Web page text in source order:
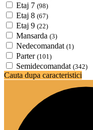
Etaj 7 (98)
Etaj 8 (67)
Etaj 9 (22)
Mansarda (3)
Nedecomandat (1)
Parter (101)
Semidecomandat (342)
Cauta dupa caracteristici